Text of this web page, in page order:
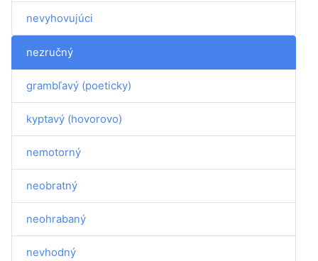
nevyhovujúci
nezručný
grambľavý (poeticky)
kyptavý (hovorovo)
nemotorný
neobratný
neohrabaný
nevhodný